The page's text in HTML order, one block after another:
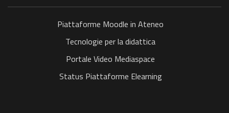
Piattaforme Moodle in Ateneo
Tecnologie per la didattica
Portale Video Mediaspace
Status Piattaforme Elearning